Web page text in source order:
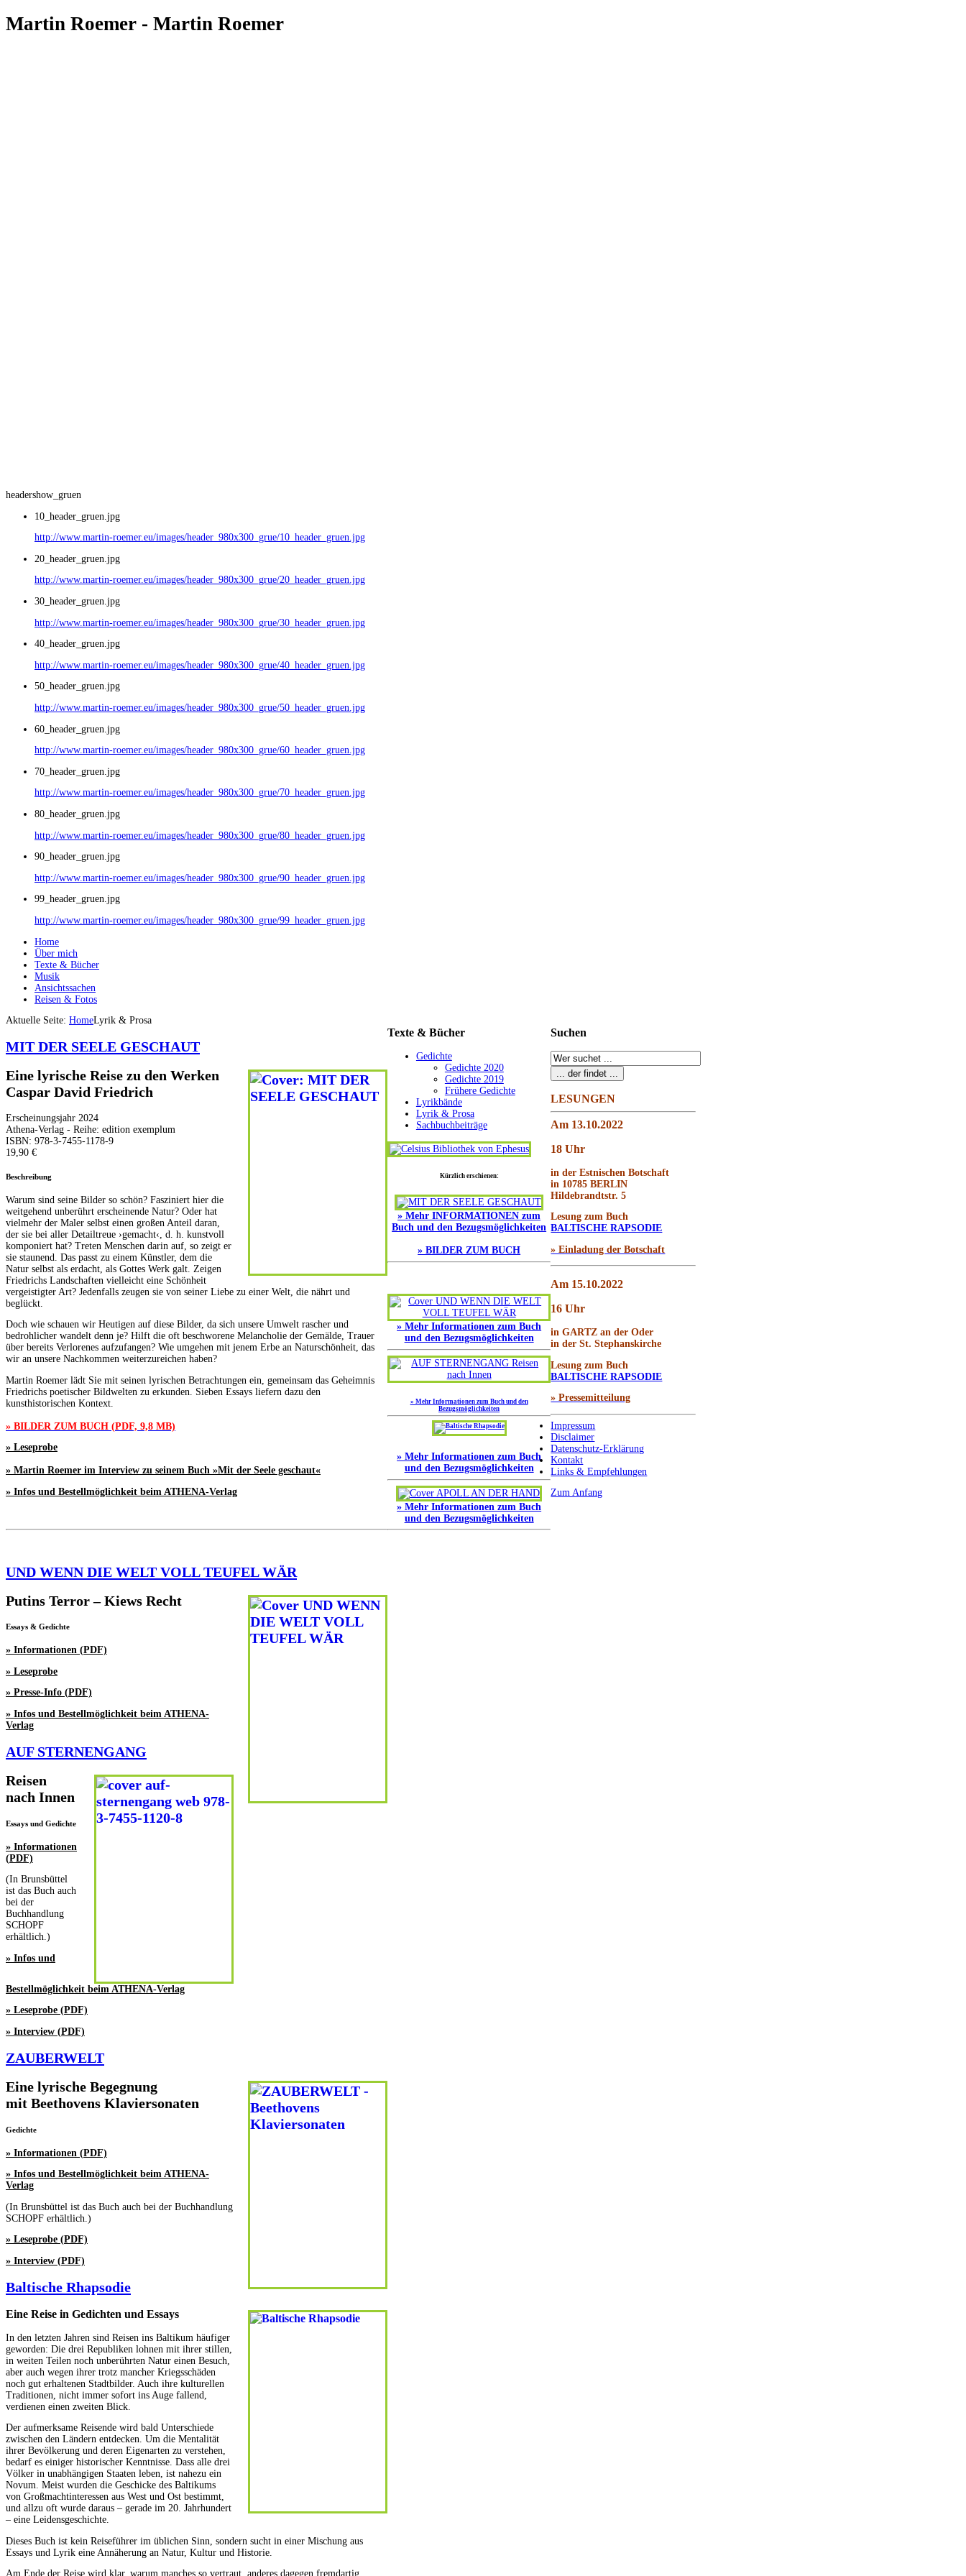
Martin Roemer - Martin Roemer
headershow_gruen
10_header_gruen.jpg
http://www.martin-roemer.eu/images/header_980x300_grue/10_header_gruen.jpg
20_header_gruen.jpg
http://www.martin-roemer.eu/images/header_980x300_grue/20_header_gruen.jpg
30_header_gruen.jpg
http://www.martin-roemer.eu/images/header_980x300_grue/30_header_gruen.jpg
40_header_gruen.jpg
http://www.martin-roemer.eu/images/header_980x300_grue/40_header_gruen.jpg
50_header_gruen.jpg
http://www.martin-roemer.eu/images/header_980x300_grue/50_header_gruen.jpg
60_header_gruen.jpg
http://www.martin-roemer.eu/images/header_980x300_grue/60_header_gruen.jpg
70_header_gruen.jpg
http://www.martin-roemer.eu/images/header_980x300_grue/70_header_gruen.jpg
80_header_gruen.jpg
http://www.martin-roemer.eu/images/header_980x300_grue/80_header_gruen.jpg
90_header_gruen.jpg
http://www.martin-roemer.eu/images/header_980x300_grue/90_header_gruen.jpg
99_header_gruen.jpg
http://www.martin-roemer.eu/images/header_980x300_grue/99_header_gruen.jpg
Home
Über mich
Texte & Bücher
Musik
Ansichtssachen
Reisen & Fotos
Aktuelle Seite: HomeLyrik & Prosa
MIT DER SEELE GESCHAUT
Eine lyrische Reise zu den Werken
Caspar David Friedrich
Erscheinungsjahr 2024
Athena-Verlag - Reihe: edition exemplum
ISBN: 978-3-7455-1178-9
19,90 €
Beschreibung
Warum sind seine Bilder so schön? Fasziniert hier die
weitgehend unberührt erscheinende Natur? Oder hat
vielmehr der Maler selbst einen großen Anteil daran,
der sie bei aller Detailtreue ›gemacht‹, d. h. kunstvoll
komponiert hat? Treten Menschen darin auf, so zeigt er
sie staunend. Das passt zu einem Künstler, dem die
Natur selbst als erdacht, als Gottes Werk galt. Zeigen
Friedrichs Landschaften vielleicht eine Schönheit
vergeistigter Art? Jedenfalls zeugen sie von seiner Liebe zu einer Welt, die nährt und
beglückt.
Doch wie schauen wir Heutigen auf diese Bilder, da sich unsere Umwelt rascher und
bedrohlicher wandelt denn je? Hilft die oft beschworene Melancholie der Gemälde, Trauer
über bereits Verlorenes aufzufangen? Wie umgehen mit jenem Erbe an Naturschönheit, das
wir an unsere Nachkommen weiterzureichen haben?
Martin Roemer lädt Sie mit seinen lyrischen Betrachtungen ein, gemeinsam das Geheimnis
Friedrichs poetischer Bildwelten zu erkunden. Sieben Essays liefern dazu den
kunsthistorischen Kontext.
» BILDER ZUM BUCH (PDF, 9,8 MB)
» Leseprobe
» Martin Roemer im Interview zu seinem Buch »Mit der Seele geschaut«
» Infos und Bestellmöglichkeit beim ATHENA-Verlag
UND WENN DIE WELT VOLL TEUFEL WÄR
Putins Terror – Kiews Recht
Essays & Gedichte
» Informationen (PDF)
» Leseprobe
» Presse-Info (PDF)
» Infos und Bestellmöglichkeit beim ATHENA-
Verlag
AUF STERNENGANG
Reisen
nach Innen
Essays und Gedichte
» Informationen
(PDF)
(In Brunsbüttel
ist das Buch auch
bei der
Buchhandlung
SCHOPF
erhältlich.)
» Infos und
Bestellmöglichkeit beim ATHENA-Verlag
» Leseprobe (PDF)
» Interview (PDF)
ZAUBERWELT
Eine lyrische Begegnung
mit Beethovens Klaviersonaten
Gedichte
» Informationen (PDF)
» Infos und Bestellmöglichkeit beim ATHENA-
Verlag
(In Brunsbüttel ist das Buch auch bei der Buchhandlung
SCHOPF erhältlich.)
» Leseprobe (PDF)
» Interview (PDF)
Baltische Rhapsodie
Eine Reise in Gedichten und Essays
In den letzten Jahren sind Reisen ins Baltikum häufiger
geworden: Die drei Republiken lohnen mit ihrer stillen,
in weiten Teilen noch unberührten Natur einen Besuch,
aber auch wegen ihrer trotz mancher Kriegsschäden
noch gut erhaltenen Stadtbilder. Auch ihre kulturellen
Traditionen, nicht immer sofort ins Auge fallend,
verdienen einen zweiten Blick.
Der aufmerksame Reisende wird bald Unterschiede
zwischen den Ländern entdecken. Um die Mentalität
ihrer Bevölkerung und deren Eigenarten zu verstehen,
bedarf es einiger historischer Kenntnisse. Dass alle drei
Völker in unabhängigen Staaten leben, ist nahezu ein
Novum. Meist wurden die Geschicke des Baltikums
von Großmachtinteressen aus West und Ost bestimmt,
und allzu oft wurde daraus – gerade im 20. Jahrhundert
– eine Leidensgeschichte.
Dieses Buch ist kein Reiseführer im üblichen Sinn, sondern sucht in einer Mischung aus
Essays und Lyrik eine Annäherung an Natur, Kultur und Historie.
Am Ende der Reise wird klar, warum manches so vertraut, anderes dagegen fremdartig
Texte& Bücher
Gedichte
Gedichte 2020
Gedichte 2019
Frühere Gedichte
Lyrikbände
Lyrik & Prosa
Sachbuchbeiträge
Kürzlich erschienen:
» Mehr INFORMATIONEN zum
Buch und den Bezugsmöglichkeiten
» BILDER ZUM BUCH
» Mehr Informationen zum Buch
und den Bezugsmöglichkeiten
» Mehr Informationen zum Buch und den
Bezugsmöglichkeiten
» Mehr Informationen zum Buch
und den Bezugsmöglichkeiten
» Mehr Informationen zum Buch
und den Bezugsmöglichkeiten
Suchen
LESUNGEN
Am 13.10.2022
18 Uhr
in der Estnischen Botschaft
in 10785 BERLIN
Hildebrandtstr. 5
Lesung zum Buch
BALTISCHE RAPSODIE
» Einladung der Botschaft
Am 15.10.2022
16 Uhr
in GARTZ an der Oder
in der St. Stephanskirche
Lesung zum Buch
BALTISCHE RAPSODIE
» Pressemitteilung
Impressum
Disclaimer
Datenschutz-Erklärung
Kontakt
Links & Empfehlungen
Zum Anfang